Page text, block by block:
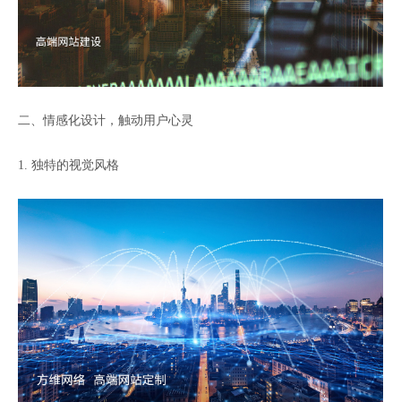
二、情感化设计，触动用户心灵
1. 独特的视觉风格